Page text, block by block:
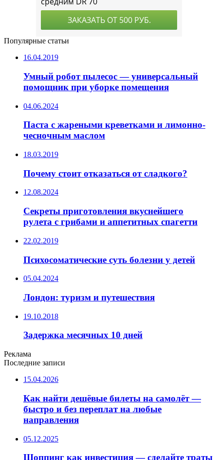
Популярные статьи
16.04.2019
Умный робот пылесос — универсальный
помощник при уборке помещения
04.06.2024
Паста с жареными креветками и лимонно-
чесночным маслом
18.03.2019
Почему стоит отказаться от сладкого?
12.08.2024
Секреты приготовления вкуснейшего
рулета с грибами и аппетитных спагетти
22.02.2019
Психосоматические суть болезни у детей
05.04.2024
Лондон: туризм и путешествия
19.10.2018
Задержка месячных 10 дней
Реклама
Последние записи
15.04.2026
Как найти дешёвые билеты на самолёт —
быстро и без переплат на любые
направления
05.12.2025
Шоппинг как инвестиция — сделайте траты